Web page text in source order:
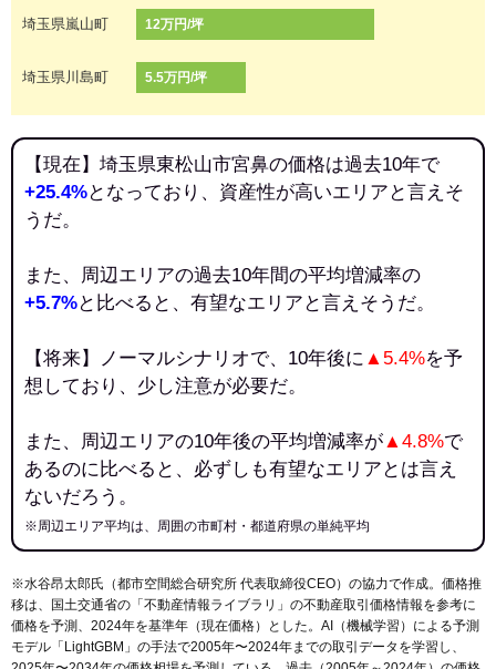
埼玉県嵐山町 12万円/坪
埼玉県川島町 5.5万円/坪
【現在】埼玉県東松山市宮鼻の価格は過去10年で
+25.4%となっており、資産性が高いエリアと言えそ
うだ。
また、周辺エリアの過去10年間の平均増減率の
+5.7%と比べると、有望なエリアと言えそうだ。
【将来】ノーマルシナリオで、10年後に ▲5.4%を予
想しており、少し注意が必要だ。
また、周辺エリアの10年後の平均増減率が▲4.8%で
あるのに比べると、必ずしも有望なエリアとは言え
ないだろう。
※周辺エリア平均は、周囲の市町村・都道府県の単純平均
※水谷昂太郎氏（都市空間総合研究所 代表取締役CEO）の協力で作成。価格推
移は、国土交通省の「 不動産情報ライブラリ 」の不動産取引価格情報を参考に
価格を予測、2024年を基準年（現在価格）とした。AI（機械学習）による予測
モデル「LightGBM」の手法で2005年〜2024年までの取引データを学習し、